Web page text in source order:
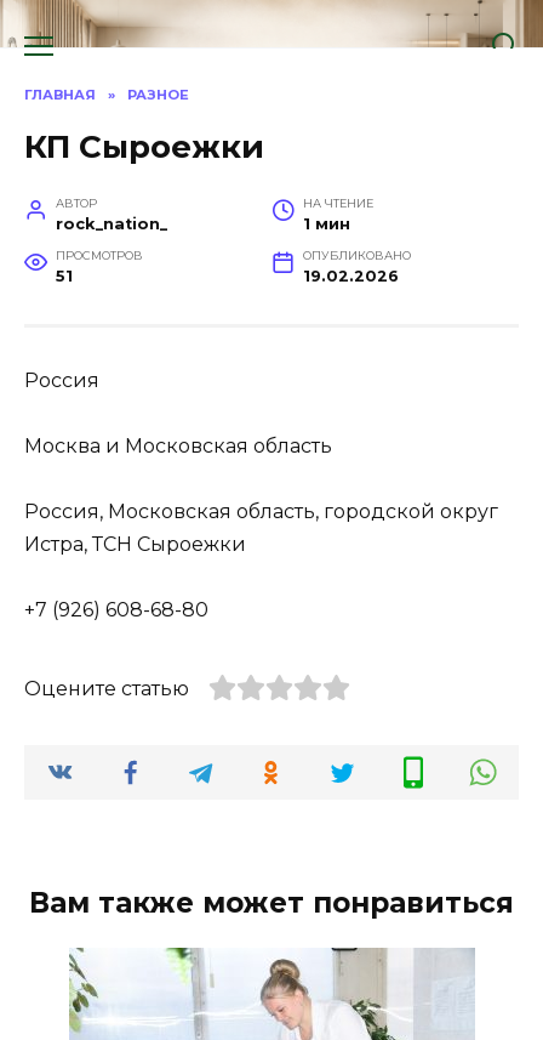
Перейти
к
ГЛАВНАЯ » РАЗНОЕ
КП Сыроежки
АВТОР
rock_nation_
НА ЧТЕНИЕ
1 мин
ПРОСМОТРОВ
51
ОПУБЛИКОВАНО
19.02.2026
Россия
Москва и Московская область
Россия, Московская область, городской округ
Истра, ТСН Сыроежки
+7 (926) 608-68-80
Оцените статью
Вам также может понравиться